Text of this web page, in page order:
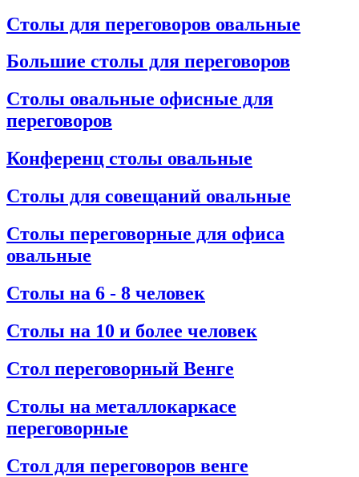
Столы для переговоров овальные
Большие столы для переговоров
Столы овальные офисные для
переговоров
Конференц столы овальные
Столы для совещаний овальные
Столы переговорные для офиса
овальные
Столы на 6 - 8 человек
Столы на 10 и более человек
Стол переговорный Венге
Столы на металлокаркасе
переговорные
Стол для переговоров венге